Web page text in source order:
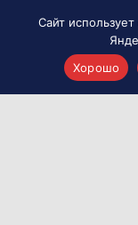
Сайт
Хорошо